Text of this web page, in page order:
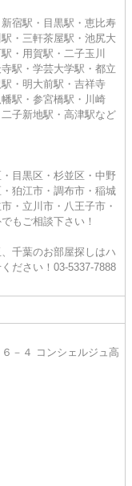
宿駅・目黒駅・恵比寿
・三軒茶屋駅・池尻大
・用賀駅・二子玉川
駅・学芸大学駅・都立
・明大前駅・吉祥寺
駅・参宮橋駅・川崎
子新地駅・高津駅など
目黒区・杉並区・中野
狛江市・調布市・稲城
・立川市・八王子市・
もご相談下さい！
千葉のお部屋探しはハ
ださい！03-5337-7888
－４ コンシェルジュ高